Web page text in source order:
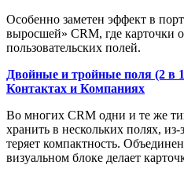
Особенно заметен эффект в
выросшей» CRM, где карточки
пользовательских полей.
Двойные и тройные поля (2 в
Контактах и Компаниях
Во многих CRM одни и те же
хранить в нескольких полях, из-
теряет компактность.
визуальном блоке делает